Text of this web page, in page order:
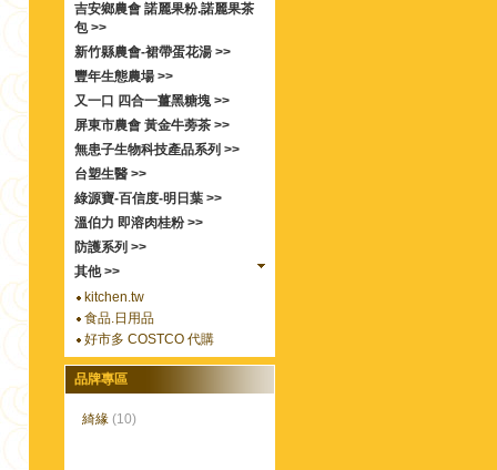
吉安鄉農會 諾麗果粉.諾麗果茶
包 >>
新竹縣農會-裙帶蛋花湯 >>
豐年生態農場 >>
又一口 四合一薑黑糖塊 >>
屏東市農會 黃金牛蒡茶 >>
無患子生物科技產品系列 >>
台塑生醫 >>
綠源寶-百信度-明日葉 >>
溫伯力 即溶肉桂粉 >>
防護系列 >>
其他 >>
kitchen.tw
食品.日用品
好市多 COSTCO 代購
品牌專區
綺緣 (10)